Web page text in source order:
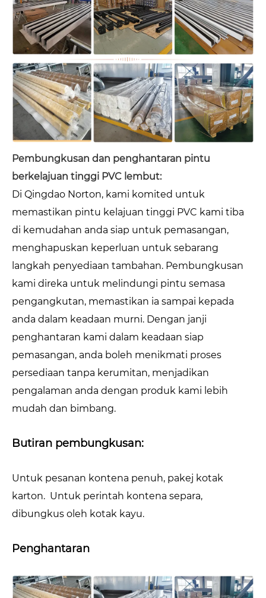
Pembungkusan dan penghantaran pintu
berkelajuan tinggi PVC lembut:
Di Qingdao Norton, kami komited untuk
memastikan pintu kelajuan tinggi PVC kami tiba
di kemudahan anda siap untuk pemasangan,
menghapuskan keperluan untuk sebarang
langkah penyediaan tambahan. Pembungkusan
kami direka untuk melindungi pintu semasa
pengangkutan, memastikan ia sampai kepada
anda dalam keadaan murni. Dengan janji
penghantaran kami dalam keadaan siap
pemasangan, anda boleh menikmati proses
persediaan tanpa kerumitan, menjadikan
pengalaman anda dengan produk kami lebih
mudah dan bimbang.
Butiran pembungkusan:
Untuk pesanan kontena penuh, pakej kotak
karton. Untuk perintah kontena separa,
dibungkus oleh kotak kayu.
Penghantaran